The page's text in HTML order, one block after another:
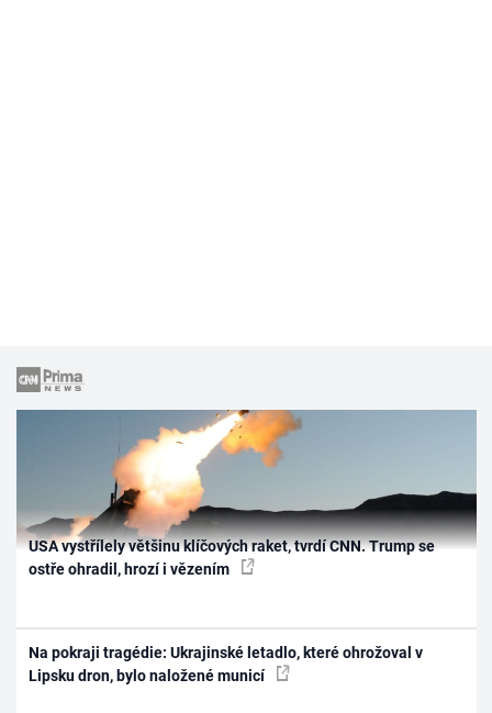
USA vystřílely většinu klíčových raket, tvrdí CNN. Trump se
ostře ohradil, hrozí i vězením
Na pokraji tragédie: Ukrajinské letadlo, které ohrožoval v
Lipsku dron, bylo naložené municí